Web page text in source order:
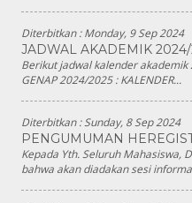
Diterbitkan :Monday, 9 Sep 2024
JADWAL AKADEMIK
Berikut jadwal kalender
GENAP 2024/2025 : KALENDER...
Diterbitkan :Sunday, 8 Sep 2024
PENGUMUMAN
Kepada Yth. Seluruh Mahasiswa,
bahwa akan diadakan sesi